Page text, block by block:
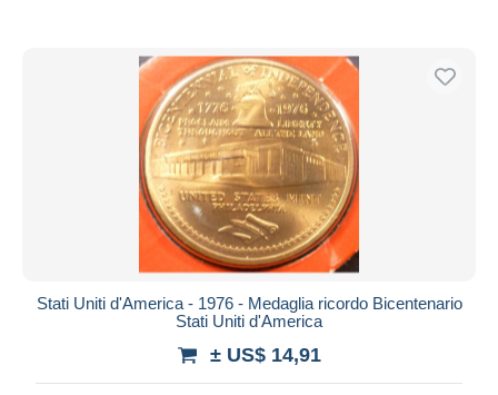
Stati Uniti d'America - 1976 - Medaglia ricordo Bicentenario
Stati Uniti d'America
± US$ 14,91